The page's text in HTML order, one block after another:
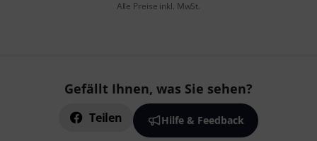
Alle Preise inkl. MwSt.
Gefällt Ihnen, was Sie sehen?
Teilen Hilfe & Feedback